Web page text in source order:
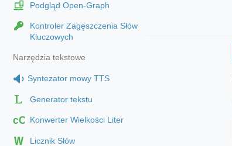
Podgląd Open-Graph
Kontroler Zagęszczenia Słów
Kluczowych
Narzędzia tekstowe
Syntezator mowy TTS
Generator tekstu
cC Konwerter Wielkości Liter
Licznik Słów